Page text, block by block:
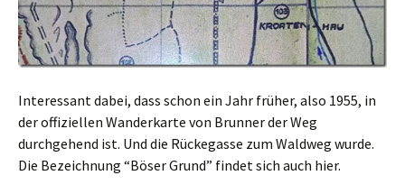
Interessant dabei, dass schon ein Jahr früher, also 1955, in
der offiziellen Wanderkarte von Brunner der Weg
durchgehend ist. Und die Rückegasse zum Waldweg wurde.
Die Bezeichnung “Böser Grund” findet sich auch hier.